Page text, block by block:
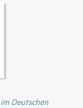
im Deutschen